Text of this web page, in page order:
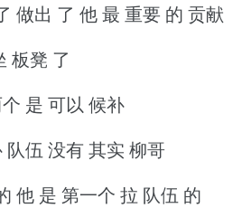
做出 了 他 最 重要 的 贡献
板凳 了
是 可以 候补
伍 没有 其实 柳哥
他 是 第一个 拉 队伍 的